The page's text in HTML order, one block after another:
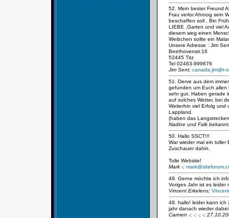
52. Mein bester Freund
Frau verlor Ahroog sein
beschaffen soll . Bin
LIEBE ,Garten und viel
diesem weg einen
Weibchen sollte ein
Unsere Adresse : Jim
Beethovenstr.16
52445 Titz
Tel 02463-999676
Jim Sent; canada.jim@t-
51. Derve aus dem
gefunden um Euch allen
sehr gut. Haben gerade
auf solches Wetter, bei
Weiterhin viel Erfolg und
Lappland.
(haben das
Nadine und Falk
50. Hallo SSCT!!!
War wieder mal ein toller
Zuschauer dahin.
Tolle Website!
Mark -;
49. Gerne möchte ich
Voriges Jahr ist es leider
Vincent Erkelens;
48. hallo! leider kann ich
jahr danach wieder
Carmen -; -; -; -;